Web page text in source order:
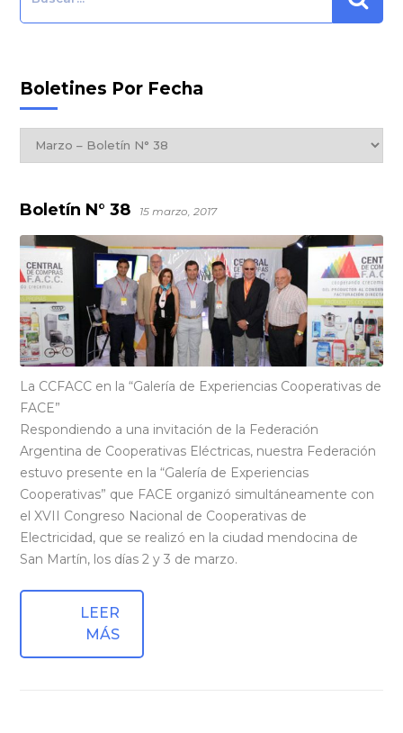
Boletín N° 38 15 marzo, 2017
La CCFACC en la “Galería de Experiencias Cooperativas de
FACE”
Respondiendo a una invitación de la Federación
Argentina de Cooperativas Eléctricas, nuestra Federación
estuvo presente en la “Galería de Experiencias
Cooperativas” que FACE organizó simultáneamente con
el XVII Congreso Nacional de Cooperativas de
Electricidad, que se realizó en la ciudad mendocina de
San Martín, los días 2 y 3 de marzo.
LEER
MÁS
Boletines Por Fecha
Boletines
por